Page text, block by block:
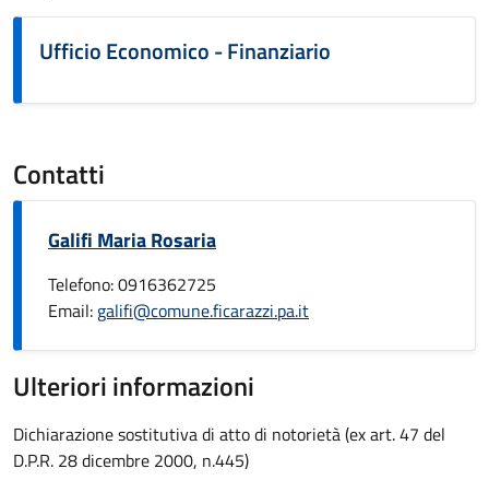
Ufficio Economico - Finanziario
Contatti
Galifi Maria Rosaria
Telefono: 0916362725
Email: galifi@comune.ficarazzi.pa.it
Ulteriori informazioni
Dichiarazione sostitutiva di atto di notorietà (ex art. 47 del
D.P.R. 28 dicembre 2000, n.445)